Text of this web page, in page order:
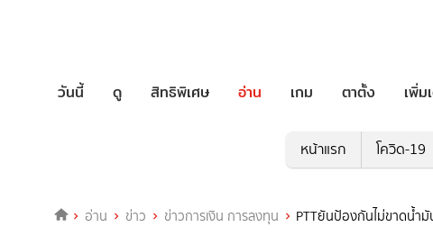
วันนี้ ดู สิทธิพิเศษ อ่าน เกม ตาตั้ง เพิ่ม
หน้าแรก โควิด-19
อ่าน ข่าว ข่าวการเงิน การลงทุน PTTยันป้องกันไม่ขาดน้ำ